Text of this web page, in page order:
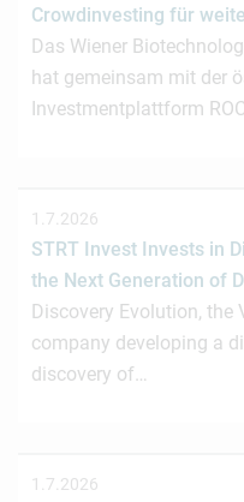
Crowdinvesting für
Das Wiener
hat gemeinsam mit der
Investmentplattform
1.7.2026
STRT Invest Invests in
the Next Generation of
Discovery Evolution, the
company developing a
discovery of…
1.7.2026